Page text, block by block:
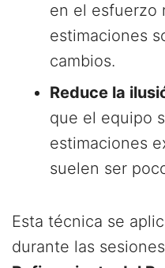
en el esfuerzo
estimaciones
cambios.
Reduce la
que el equipo
estimaciones
suelen ser
Esta técnica se
durante las